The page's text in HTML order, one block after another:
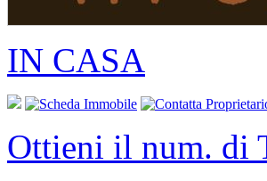
IN CASA
Ottieni il num. di